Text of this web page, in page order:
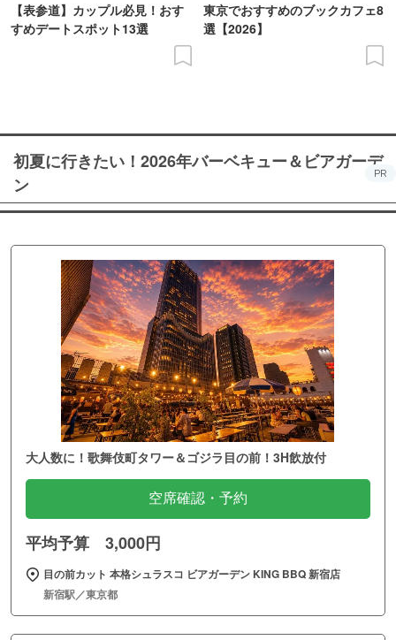
【表参道】カップル必見！おす
すめデートスポット13選
東京でおすすめのブックカフェ8
選【2026】
初夏に行きたい！2026年バーベキュー＆ビアガーデ
ン
PR
大人数に！歌舞伎町タワー＆ゴジラ目の前！3H飲放付
空席確認・予約
平均予算 3,000円
目の前カット 本格シュラスコ ビアガーデン KING BBQ 新宿店
新宿駅／東京都